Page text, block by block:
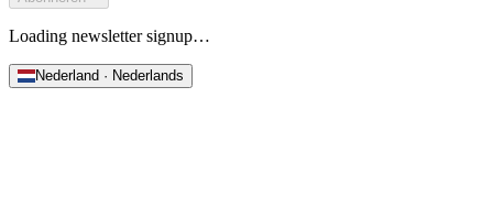
Loading newsletter signup…
Nederland · Nederlands